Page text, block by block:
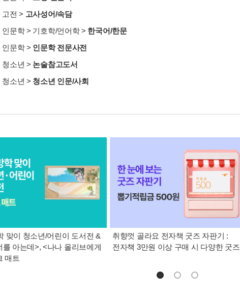
고전 > 고사성어/속담
인문학> 기호학/언어학> 한국어/한문
인문학> 인문학 전문사전
청소년 > 논술참고도서
청소년 > 청소년 인문/사회
맞이 청소년/어린이 도서전 &
를 아는데>, <나나 올리브에게
매트
취향껏 골라요 전자책 굿즈 자판기 :
전자책 3만원 이상 구매 시 다양한 굿즈